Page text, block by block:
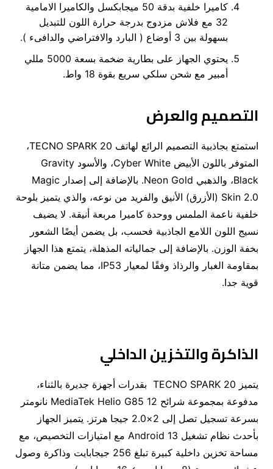
كاميرا خلفية بدقة 50 ميجابكسل والكاميرا الامامية
32 مع فلاش مزدوج بدرجة حرارة اللون للتبديل
بسهولة بين 3 أوضاع ( البارد والافتراضي والدافىء ).
يحتوي الجهاز على بطارية ضخمة بسعة 5000 مللي
أمبير مع شحن سلكي سريع بقوة 18 واط.
التصميم والعرض
استمتع بجاذبية التصميم الرائع لهاتف TECNO SPARK 20،
المتوفر باللون الأبيض Cyber ​​White، والأسود Gravity
Black، والذهبي Neon Gold. بالإضافة إلى إصدار Magic
Skin 2.0 (الأزرق) الأنيق والفريد من نوعه، والذي يتميز بلوحة
خلفية ناعمة الملمس ووحدة كاميرا مربعة أنيقة. لا يضيف
نسيج اللون اللامع الجاذبية فحسب، بل يضمن أيضًا الشعور
بخفة الوزن. بالإضافة إلى جمالياته المذهلة، يتمتع هذا الجهاز
بمقاومة الغبار والرذاذ وفقًا لمعيار IP53، مما يضمن متانة
قوية جدا.
الذاكرة والتخزين الداخلي
يتميز TECNO SPARK 20 بقدرات أجهزة جديرة بالثناء،
مدفوعة بمجموعة شرائح MediaTek Helio G85 12 نانومتر
بسرعة تسجيل تصل إلى 2×2.0 جيجا هرتز. يتميز الجهاز
بأحدث نظام تشغيل Android 13 مع امتيازات التخصيص، مع
مساحة تخزين داخلية كبيرة تبلغ 256 جيجابايت وذاكرة وصول